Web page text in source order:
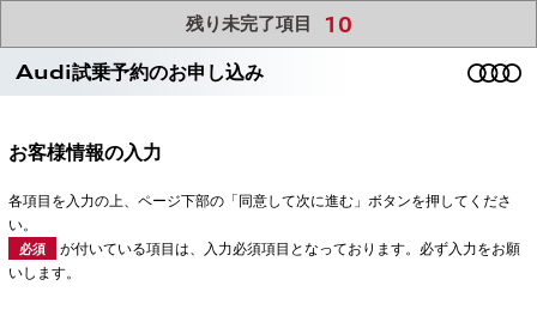
Audi試乗予約のお申し込み
お客様情報の入力
各項目を入力の上、ページ下部の「同意して次に進む」ボタンを押してくださ
い。
必須
が付いている項目は、入力必須項目となっております。必ず入力をお願
いします。
残り未完了項目 10